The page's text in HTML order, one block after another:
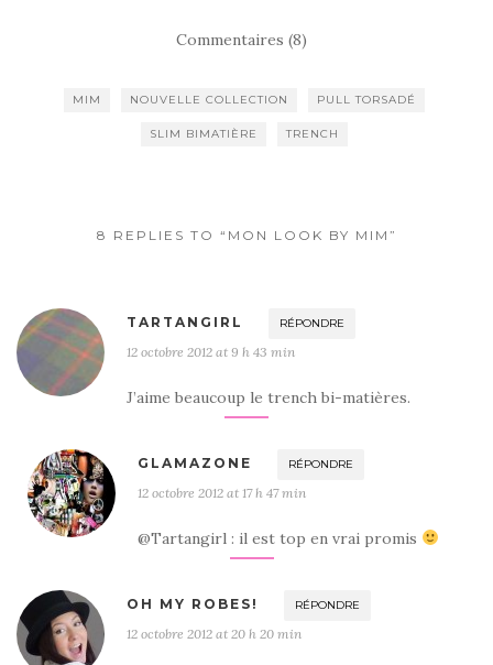
Commentaires (8)
MIM NOUVELLE COLLECTION PULL TORSADÉ
SLIM BIMATIÈRE TRENCH
8 REPLIES TO “MON LOOK BY MIM”
TARTANGIRL RÉPONDRE
12 octobre 2012 at 9 h 43 min
J’aime beaucoup le trench bi-matières.
GLAMAZONE RÉPONDRE
12 octobre 2012 at 17 h 47 min
@Tartangirl : il est top en vrai promis
OH MY ROBES! RÉPONDRE
12 octobre 2012 at 20 h 20 min